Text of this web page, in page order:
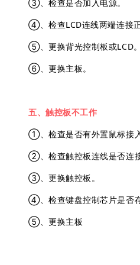
③、检查是否加入电源。
④、检查LCD连线两端连接正
⑤、更换背光控制板或LCD。
⑥、更换主板。
五、触控板不工作
①、检查是否有外置鼠标接
②、检查触控板连线是否连接
③、更换触控板。
④、检查键盘控制芯片是否
⑤、更换主板